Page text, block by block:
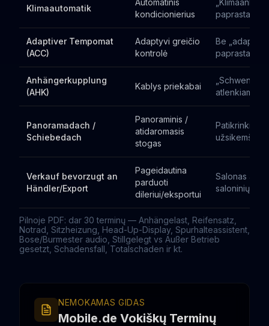
Klimaautomatik
Automatinis
kondicionierius
paprastas
Adaptiver Tempomat
(ACC)
Adaptyvi greičio
kontrolė
Be
paprastas
Anhängerkupplung
(AHK)
Kablys priekabai
atlenkiamas
Panoramadach /
Schiebedach
Panoraminis /
atidaromasis
stogas
Patikrinkit
užsikemša
Verkauf bevorzugt an
Händler/Export
Pageidautina
parduoti
dileriui/eksportui
Salonas
saloninių
Pilnoje PDF: dar 30 terminų — Anhängelast, Reifensatz,
Notrad, Sitzheizung, Head-Up-Display, Spurhalteassistent,
Bose/Burmester audio, Stillgelegt vs Außer Betrieb
gesetzt, Schadensfall, Totalschaden ir kt.
NEMOKAMAS GIDAS
Mobile.de Vokiškų Terminų